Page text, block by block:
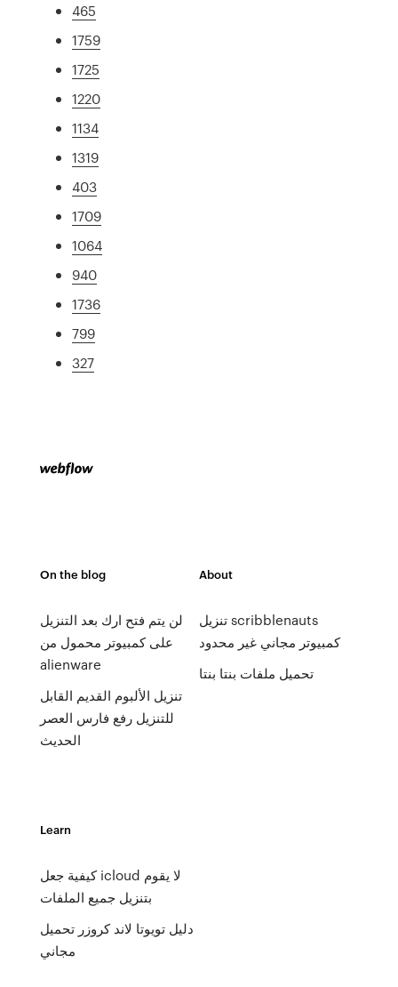
465
1759
1725
1220
1134
1319
403
1709
1064
940
1736
799
327
On the blog
لن يتم فتح ارك بعد التنزيل
على كمبيوتر محمول من
alienware
تنزيل الألبوم القديم القابل
للتنزيل رفع فارس العصر
الحديث
About
تنزيل scribblenauts
كمبيوتر مجاني غير محدود
تحميل ملفات بنتا بنتا
Learn
كيفية جعل icloud لا يقوم
بتنزيل جميع الملفات
دليل تويوتا لاند كروزر تحميل
مجاني